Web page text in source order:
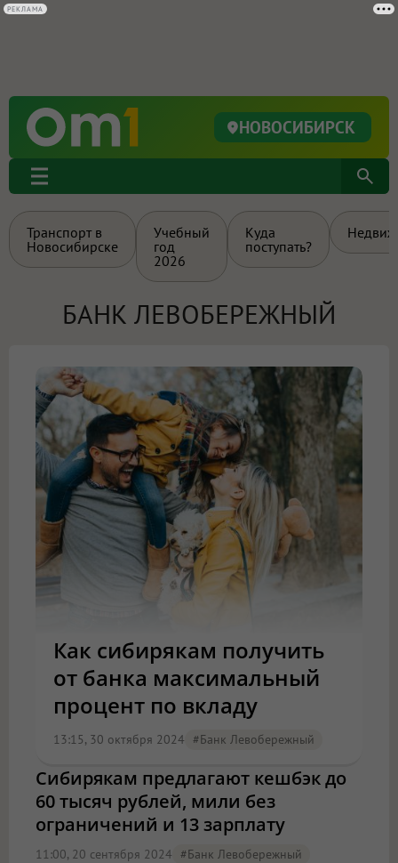
НОВОСИБИРСК
Транспорт в
Новосибирске
Учебный
год
2026
Куда
поступать?
БАНК ЛЕВОБЕРЕЖНЫЙ
Как сибирякам получить
от банка максимальный
процент по вкладу
13:15, 30 октября 2024 #Банк Левобережный
Сибирякам предлагают кешбэк до
60 тысяч рублей, мили без
ограничений и 13 зарплату
11:00, 20 сентября 2024 #Банк Левобережный
РЕКЛАМА